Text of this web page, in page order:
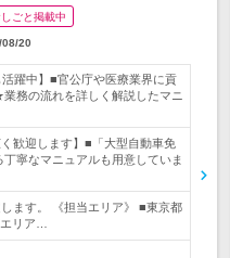
ごと掲載中
20
活躍中】■官公庁や医療業界に貢
務の流れを詳しく解説したマニ
歓迎します】■「大型自動車免
寧なマニュアルも用意していま
ます。 《担当エリア》 ■東京都
リア…